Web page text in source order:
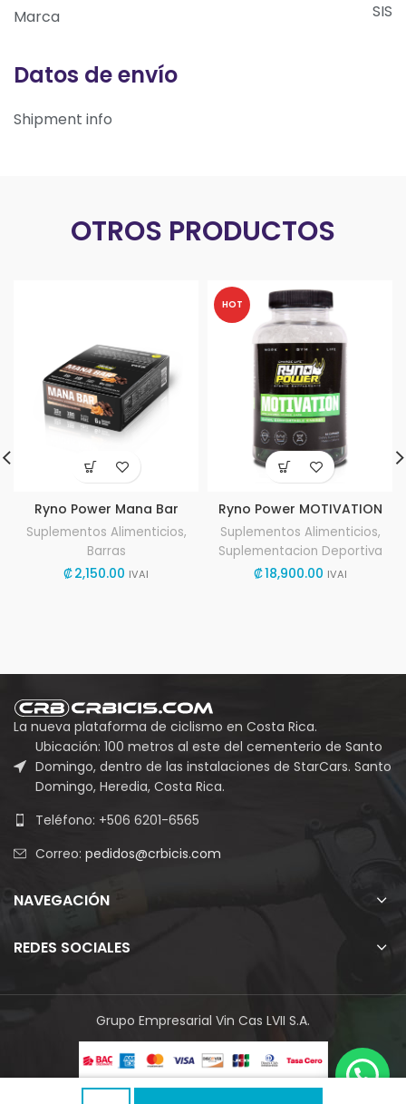
Marca SIS
Datos de envío
Shipment info
OTROS PRODUCTOS
Ryno Power Mana Bar
Suplementos Alimenticios,
Barras
₡2,150.00 IVAI
HOT
Ryno Power MOTIVATION
Suplementos Alimenticios,
Suplementacion Deportiva
₡18,900.00 IVAI
La nueva plataforma de ciclismo en Costa Rica.
Ubicación: 100 metros al este del cementerio de Santo
Domingo, dentro de las instalaciones de StarCars. Santo
Domingo, Heredia, Costa Rica.
Teléfono: +506 6201-6565
Correo: pedidos@crbicis.com
NAVEGACIÓN
REDES SOCIALES
Grupo Empresarial Vin Cas LVII S.A.